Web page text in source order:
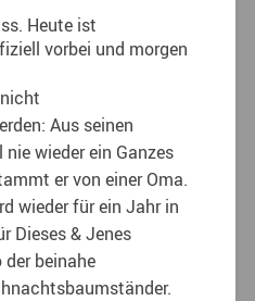
Heute ist
vorbei und morgen
Aus seinen
wieder ein Ganzes
er von einer Oma.
wieder für ein Jahr in
Dieses & Jenes
der beinahe